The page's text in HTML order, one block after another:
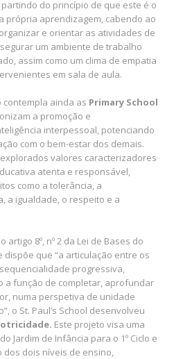
do princípio de que este é o
própria aprendizagem, cabendo ao
e orientar as atividades de
um ambiente de trabalho
assim como um clima de empatia
em sala de aula.
contempla ainda as Primary School
a promoção e
interpessoal, potenciando
com o bem-estar dos demais.
valores caracterizadores
atenta e responsável,
como a tolerância, a
a igualdade, o respeito e a
artigo 8º, nº 2 da Lei de Bases do
dispõe que “a articulação entre os
progressiva,
a função de completar, aprofundar
numa perspetiva de unidade
o St. Paul’s School desenvolveu
Este projeto visa uma
Jardim de Infância para o 1º Ciclo e
dos dois níveis de ensino,